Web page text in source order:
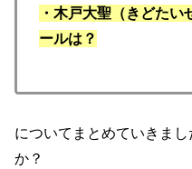
・木戸大聖（きどた
ールは？
についてまとめていきま
か？